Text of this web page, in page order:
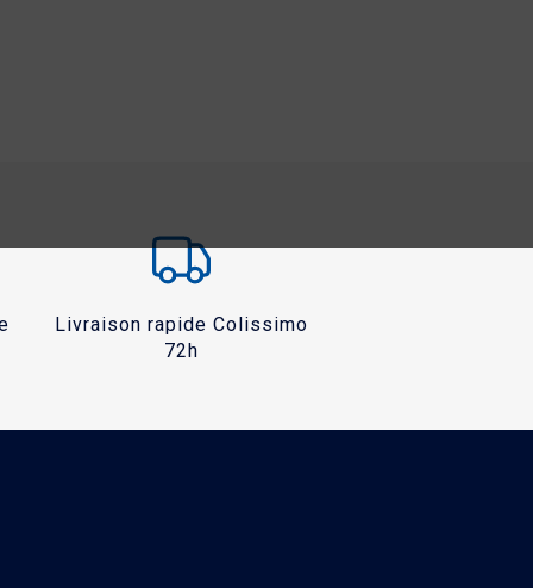
Livraison rapide Colissimo
72h